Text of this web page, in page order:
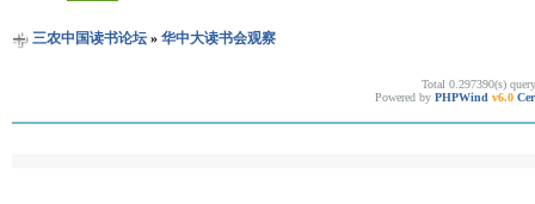
三农中国读书论坛» 华中大读书会观察
Total 0.297390(s)
Powered by PHPWind v6.0